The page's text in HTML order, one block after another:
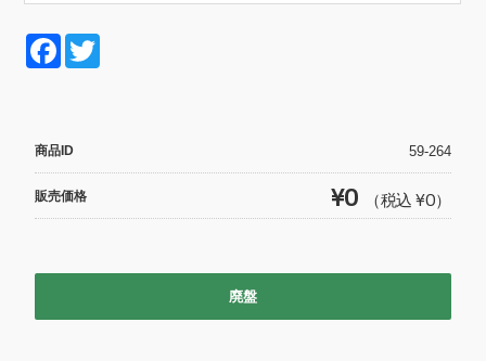
F
e
b
o
商品ID 59-264
販売価格 ¥0 （税込 ¥0）
廃盤